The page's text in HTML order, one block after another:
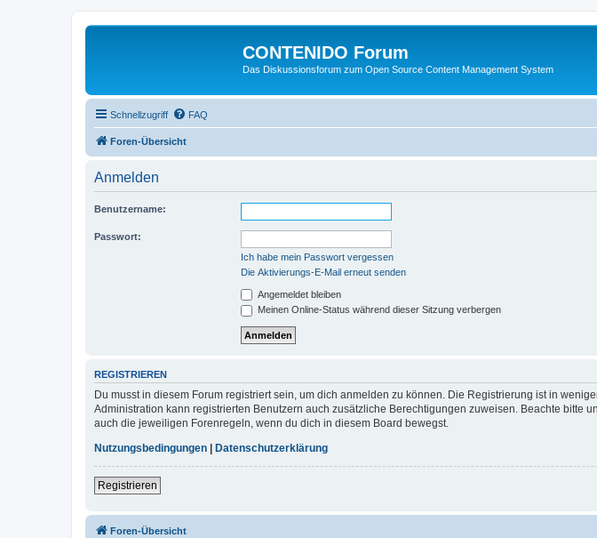
CONTENIDO Forum
Das Diskussionsforum zum Open Source Content Management System
Schnellzugriff FAQ
Foren-Übersicht
Anmelden
Benutzername:
Passwort:
Ich habe mein Passwort vergessen
Die Aktivierungs-E-Mail erneut senden
Angemeldet bleiben
Meinen Online-Status während dieser Sitzung verbergen
REGISTRIEREN
Du musst in diesem Forum registriert sein, um dich anmelden zu können. Die Registrierung ist in
Administration kann registrierten Benutzern auch zusätzliche Berechtigungen zuweisen. Beachte
auch die jeweiligen Forenregeln, wenn du dich in diesem Board bewegst.
Nutzungsbedingungen
Datenschutzerklärung
Registrieren
Foren-Übersicht